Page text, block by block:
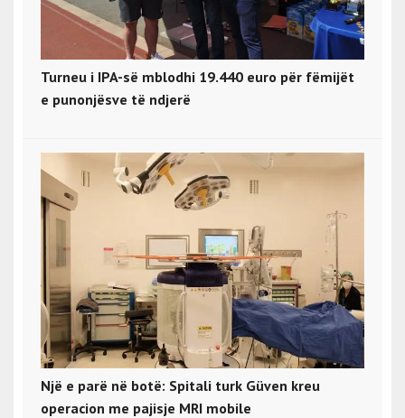
Turneu i IPA-së mblodhi 19.440 euro për fëmijët
e punonjësve të ndjerë
Një e parë në botë: Spitali turk Güven kreu
operacion me pajisje MRI mobile